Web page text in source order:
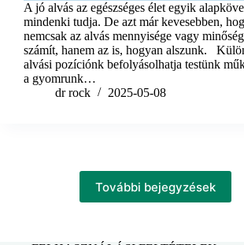
A jó alvás az egészséges élet egyik
mindenki tudja. De azt már kevesebben,
nemcsak az alvás mennyisége vagy
számít, hanem az is, hogyan alszunk.
alvási pozíciónk befolyásolhatja testünk
a gyomrunk…
dr rock
2025-05-08
További bejegyzések